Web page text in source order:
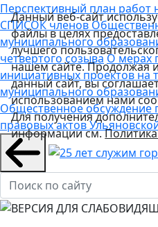
Перспективный план работ
СПИСОК членов
муниципального
четвертого созываО мерах
инициативных проектов на
муниципального
Общественное обсуждение
правовых актов
Данный веб-сайт
файлы в целях
лучшего
нашем сайте. Продолжая
данный сайт, вы
использованием нами
Для получения
информации см.